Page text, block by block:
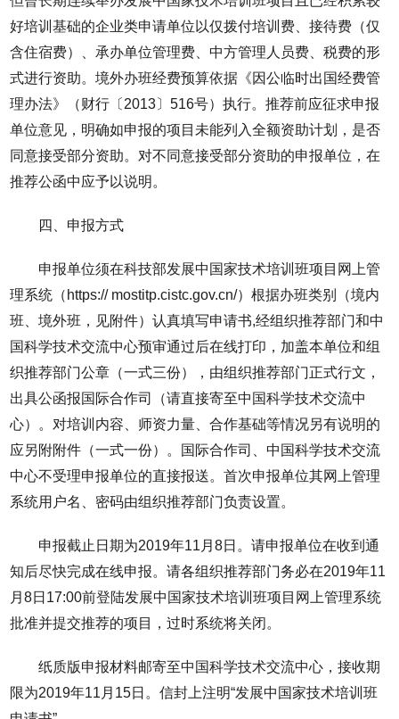
好培训基础的企业类申请单位以仅拨付培训费、接待费（仅
含住宿费）、承办单位管理费、中方管理人员费、税费的形
式进行资助。境外办班经费预算依据《因公临时出国经费管
理办法》（财行〔2013〕516号）执行。推荐前应征求申报
单位意见，明确如申报的项目未能列入全额资助计划，是否
同意接受部分资助。对不同意接受部分资助的申报单位，在
推荐公函中应予以说明。
四、申报方式
申报单位须在科技部发展中国家技术培训班项目网上管
理系统（https:// mostitp.cistc.gov.cn/）根据办班类别（境内
班、境外班，见附件）认真填写申请书,经组织推荐部门和中
国科学技术交流中心预审通过后在线打印，加盖本单位和组
织推荐部门公章（一式三份），由组织推荐部门正式行文，
出具公函报国际合作司（请直接寄至中国科学技术交流中
心）。对培训内容、师资力量、合作基础等情况另有说明的
应另附附件（一式一份）。国际合作司、中国科学技术交流
中心不受理申报单位的直接报送。首次申报单位其网上管理
系统用户名、密码由组织推荐部门负责设置。
申报截止日期为2019年11月8日。请申报单位在收到通
知后尽快完成在线申报。请各组织推荐部门务必在2019年11
月8日17:00前登陆发展中国家技术培训班项目网上管理系统
批准并提交推荐的项目，过时系统将关闭。
纸质版申报材料邮寄至中国科学技术交流中心，接收期
限为2019年11月15日。信封上注明“发展中国家技术培训班